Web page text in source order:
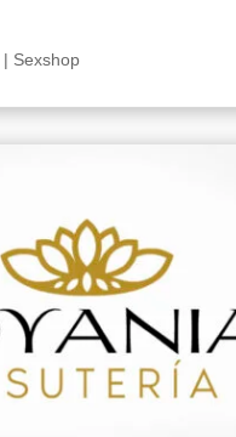
| Sexshop